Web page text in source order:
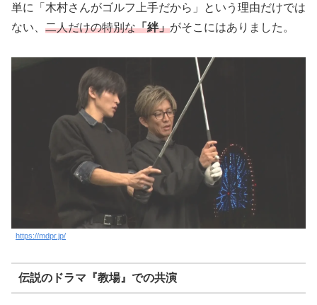
単に「木村さんがゴルフ上手だから」という理由だけでは
ない、 二人だけの特別な「絆」がそこにはありました。
https://mdpr.jp/
伝説のドラマ『教場』での共演